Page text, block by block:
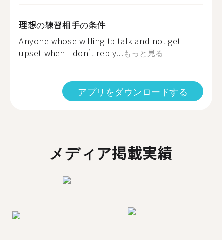
理想の練習相手の条件
Anyone whose willing to talk and not get
upset when I don’t reply...もっと見る
アプリをダウンロードする
メディア掲載実績